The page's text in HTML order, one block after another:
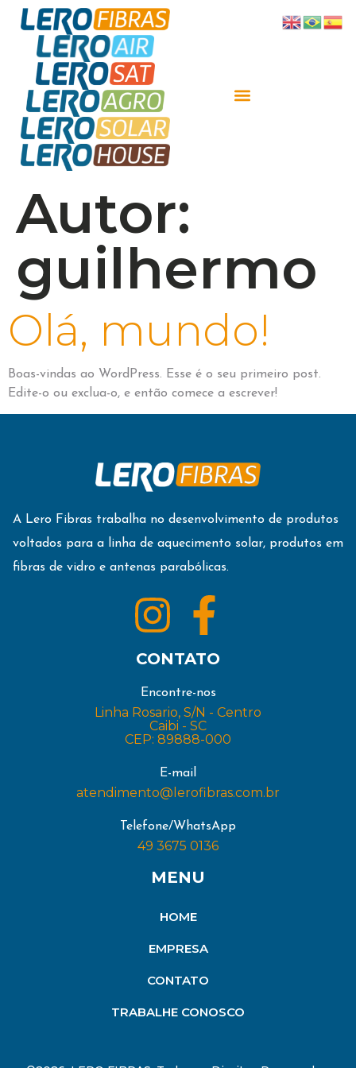
Autor:
guilhermo
Olá, mundo!
Boas-vindas ao WordPress. Esse é o seu primeiro post.
Edite-o ou exclua-o, e então comece a escrever!
A Lero Fibras trabalha no desenvolvimento de produtos
voltados para a linha de aquecimento solar, produtos em
fibras de vidro e antenas parabólicas.
CONTATO
Encontre-nos
Linha Rosario, S/N - Centro
Caibi - SC
CEP: 89888-000
E-mail
atendimento@lerofibras.com.br
Telefone/WhatsApp
49 3675 0136
MENU
HOME
EMPRESA
CONTATO
TRABALHE CONOSCO